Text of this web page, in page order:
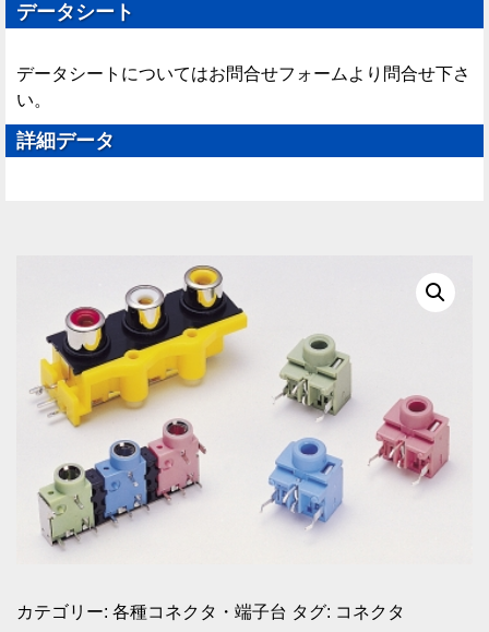
データシート
データシートについてはお問合せフォームより問合せ下さ
い。
詳細データ
カテゴリー: 各種コネクタ・端子台 タグ: コネクタ